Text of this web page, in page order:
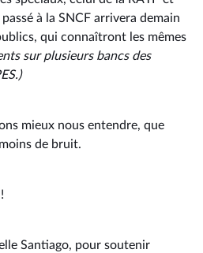
passé à la SNCF arrivera demain
qui connaîtront les mêmes
sur plusieurs bancs des
mieux nous entendre, que
de bruit.
Santiago, pour soutenir